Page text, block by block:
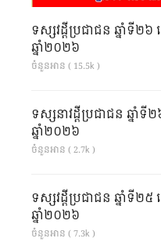
ទស្សវដ្តីប្រជាជន ឆ្នាំទី២
ឆ្នាំ២០២៦
ចំនួនអាន ( 15.5k )
ទស្សនាវដ្ដីប្រជាជន ឆ្នាំ
ឆ្នាំ២០២៦
ចំនួនអាន ( 2.7k )
ទស្សវដ្តីប្រជាជន ឆ្នាំទី
ឆ្នាំ២០២៦
ចំនួនអាន ( 7.3k )